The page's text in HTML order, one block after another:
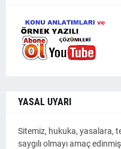
YASAL UYARI
Sitemiz, hukuka, yasalara,
saygılı olmayı amaç